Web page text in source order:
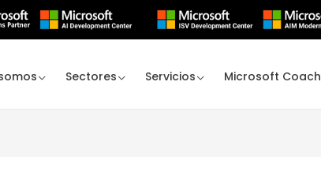
Sectores Servicios Microsoft Coach